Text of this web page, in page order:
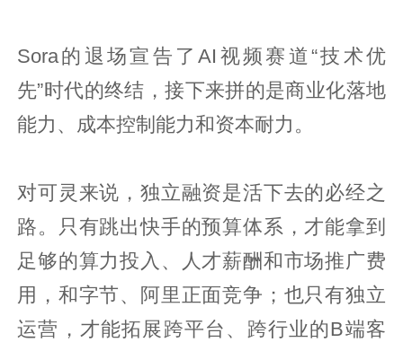
Sora的退场宣告了AI视频赛道“技术优
先”时代的终结，接下来拼的是商业化落地
能力、成本控制能力和资本耐力。
对可灵来说，独立融资是活下去的必经之
路。只有跳出快手的预算体系，才能拿到
足够的算力投入、人才薪酬和市场推广费
用，和字节、阿里正面竞争；也只有独立
运营，才能拓展跨平台、跨行业的B端客